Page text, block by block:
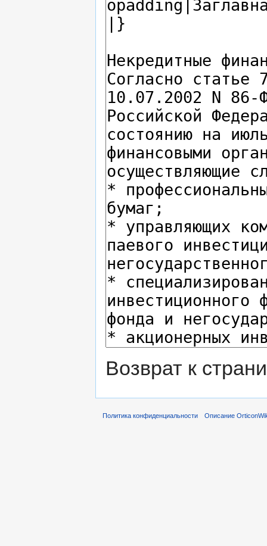
Возврат к
Политика конфиденциальности Описание